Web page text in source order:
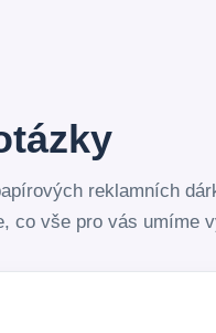
reklamních
co vše pro vás umíme